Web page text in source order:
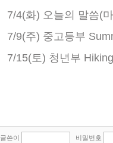
7/4(화) 오늘의 말씀(
7/9(주) 중고등부
7/15(토) 청년부 Hiking
글쓴이 비밀번호